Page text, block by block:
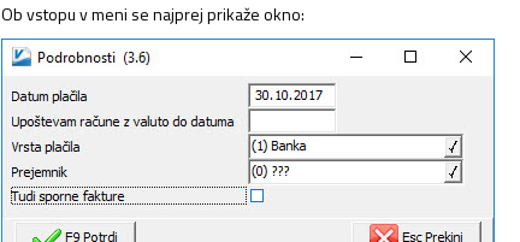
Ob vstopu v meni se najprej prikaže okno: